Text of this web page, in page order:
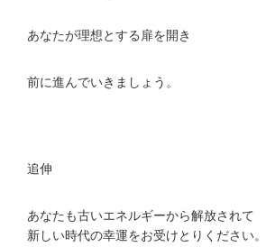
あなたが理想とする扉を開き
前に進んでいきましょう。
追伸
あなたも古いエネルギーから解放されて
新しい時代の幸運をお受けとりください。